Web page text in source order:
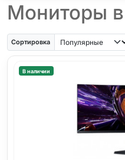
Мониторы
Сортировка
В наличии